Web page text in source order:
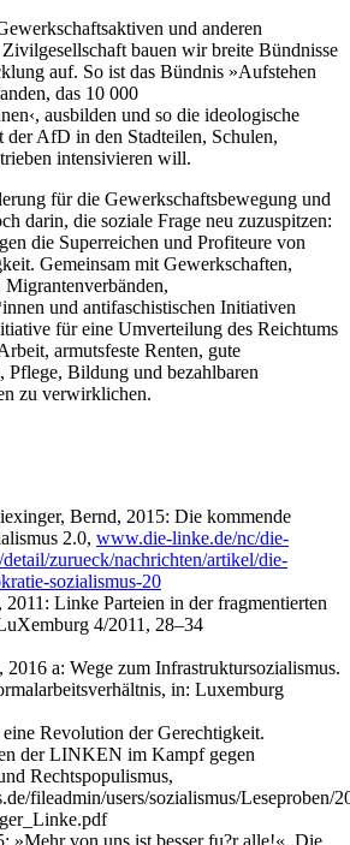
und anderen
bauen wir breite Bündnisse
auf. So ist das Bündnis »Aufstehen
das 10 000
ausbilden und so die ideologische
der AfD in den Stadteilen, Schulen,
intensivieren will.
für die Gewerkschaftsbewegung und
darin, die soziale Frage neu zuzuspitzen:
die Superreichen und Profiteure von
Gemeinsam mit Gewerkschaften,
und antifaschistischen Initiativen
für eine Umverteilung des Reichtums
armutsfeste Renten, gute
Pflege, Bildung und bezahlbaren
zu verwirklichen.
Bernd, 2015: Die kommende
2.0, www.die-linke.de/nc/die-
zurueck/nachrichten/artikel/die-
sozialismus-20
Linke Parteien in der fragmentierten
4/2011, 28–34
a: Wege zum Infrastruktursozialismus.
in: Luxemburg
Revolution der Gerechtigkeit.
der LINKEN im Kampf gegen
Rechtspopulismus,
fileadmin/users/sozialismus/Leseproben/